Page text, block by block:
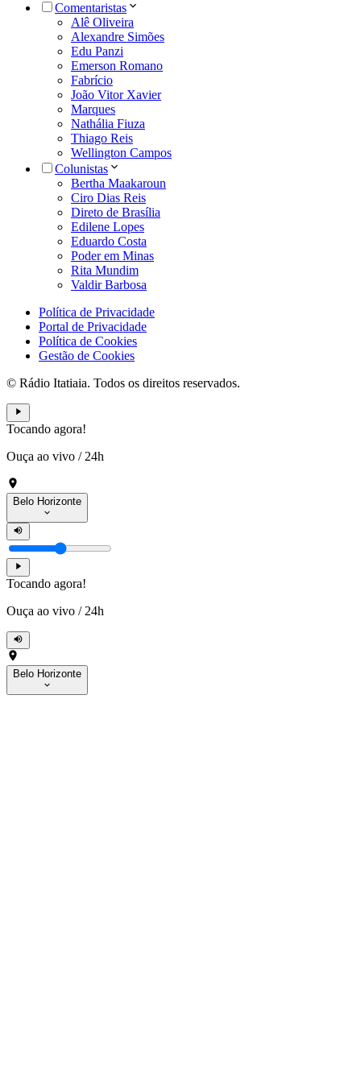
Comentaristas
Alê Oliveira
Alexandre Simões
Edu Panzi
Emerson Romano
Fabrício
João Vitor Xavier
Marques
Nathália Fiuza
Thiago Reis
Wellington Campos
Colunistas
Bertha Maakaroun
Ciro Dias Reis
Direto de Brasília
Edilene Lopes
Eduardo Costa
Poder em Minas
Rita Mundim
Valdir Barbosa
Política de Privacidade
Portal de Privacidade
Política de Cookies
Gestão de Cookies
© Rádio Itatiaia. Todos os direitos reservados.
Tocando agora!
Ouça ao vivo / 24h
Belo Horizonte
Tocando agora!
Ouça ao vivo / 24h
Belo Horizonte